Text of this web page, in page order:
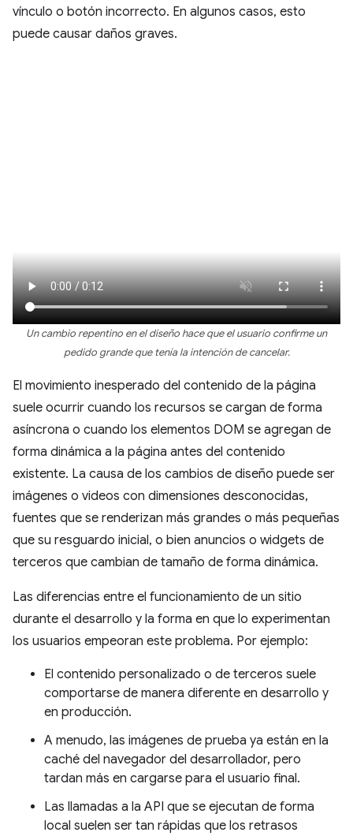
vínculo o botón incorrecto. En algunos casos, esto
puede causar daños graves.
Un cambio repentino en el diseño hace que el usuario confirme un
pedido grande que tenía la intención de cancelar.
El movimiento inesperado del contenido de la página
suele ocurrir cuando los recursos se cargan de forma
asíncrona o cuando los elementos DOM se agregan de
forma dinámica a la página antes del contenido
existente. La causa de los cambios de diseño puede ser
imágenes o videos con dimensiones desconocidas,
fuentes que se renderizan más grandes o más pequeñas
que su resguardo inicial, o bien anuncios o widgets de
terceros que cambian de tamaño de forma dinámica.
Las diferencias entre el funcionamiento de un sitio
durante el desarrollo y la forma en que lo experimentan
los usuarios empeoran este problema. Por ejemplo:
El contenido personalizado o de terceros suele
comportarse de manera diferente en desarrollo y
en producción.
A menudo, las imágenes de prueba ya están en la
caché del navegador del desarrollador, pero
tardan más en cargarse para el usuario final.
Las llamadas a la API que se ejecutan de forma
local suelen ser tan rápidas que los retrasos